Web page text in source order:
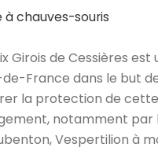
à chauves-souris
Girois de Cessières
France dans le but
la protection de
notamment par
Vespertilion à